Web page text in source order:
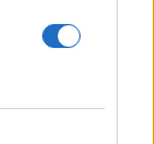
μια